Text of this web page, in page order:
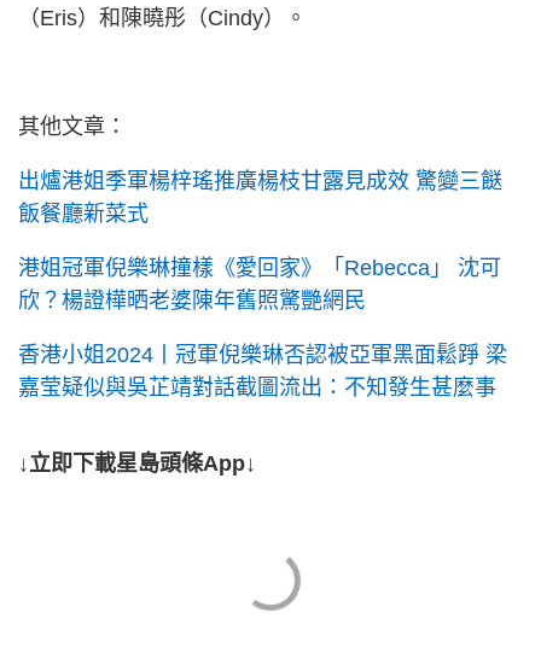
（Eris）和陳曉彤（Cindy）。
其他文章：
出爐港姐季軍楊梓瑤推廣楊枝甘露見成效 驚變三餸
飯餐廳新菜式
港姐冠軍倪樂琳撞樣《愛回家》「Rebecca」 沈可
欣？楊證樺晒老婆陳年舊照驚艷網民
香港小姐2024丨冠軍倪樂琳否認被亞軍黑面鬆踭 梁
嘉莹疑似與吳芷靖對話截圖流出：不知發生甚麼事
↓立即下載星島頭條App↓